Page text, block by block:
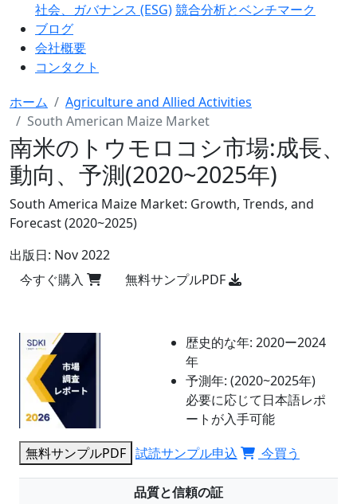
社会、ガバナンス (ESG)競合分析とベンチマーク
ブログ
会社概要
コンタクト
ホーム
Agriculture and Allied Activities
South American Maize Market
南米のトウモロコシ市場:成長、
動向、予測(2020~2025年)
South America Maize Market: Growth, Trends, and
Forecast (2020~2025)
出版日: Nov 2022
今すぐ購入
無料サンプルPDF
歴史的な年: 2020ー2024
年
予測年: (2020~2025年)
必要に応じて日本語レポ
ートが入手可能
無料サンプルPDF 試読サンプル申込 今買う
品質と信頼の証